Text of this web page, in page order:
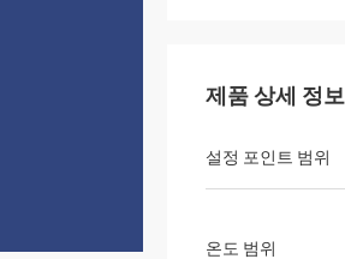
제품 상세 정보
설정 포인트 범위
온도 범위